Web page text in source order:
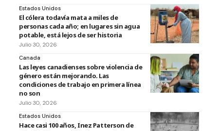
Estados Unidos
El cólera todavía mata a miles de
personas cada año; en lugares sin agua
potable, está lejos de ser historia
Julio 30, 2026
Canada
Las leyes canadienses sobre violencia de
género están mejorando. Las
condiciones de trabajo en primera línea
no son
Julio 30, 2026
Estados Unidos
Hace casi 100 años, Inez Patterson de